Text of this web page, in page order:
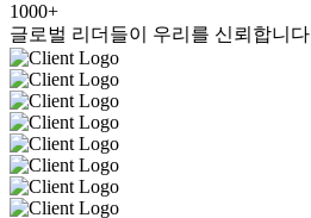
1000+
글로벌 리더들이 우리를 신뢰합니다